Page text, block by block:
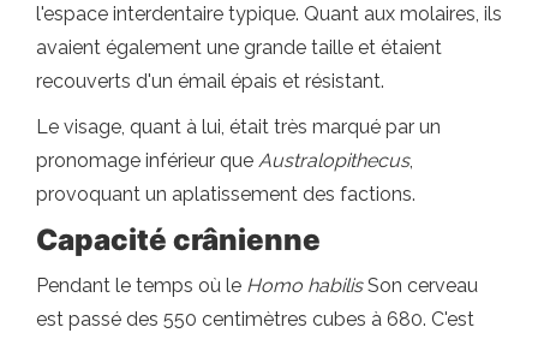
l'espace interdentaire typique. Quant aux molaires, ils
avaient également une grande taille et étaient
recouverts d'un émail épais et résistant.
Le visage, quant à lui, était très marqué par un
pronomage inférieur que Australopithecus,
provoquant un aplatissement des factions.
Capacité crânienne
Pendant le temps où le Homo habilisSon cerveau
est passé des 550 centimètres cubes à 680. C'est